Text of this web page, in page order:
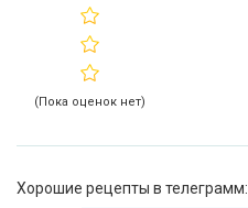
(Пока оценок нет)
Хорошие рецепты в телеграмм: